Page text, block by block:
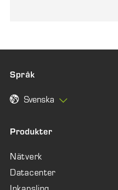
Språk
Svenska
Produkter
Nätverk
Datacenter